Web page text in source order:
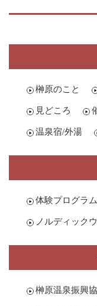
榊原のこと
見どころ
温泉宿/外湯
体験プログラ
ノルディック
榊原温泉振興